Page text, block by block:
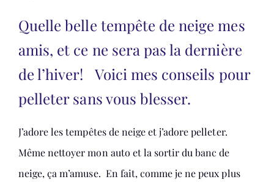
Quelle belle tempête de neige mes
amis, et ce ne sera pas la dernière
de l’hiver! Voici mes conseils pour
pelleter sans vous blesser.
J’adore les tempêtes de neige et j’adore pelleter.
Même nettoyer mon auto et la sortir du banc de
neige, ça m’amuse. En fait, comme je ne peux plus